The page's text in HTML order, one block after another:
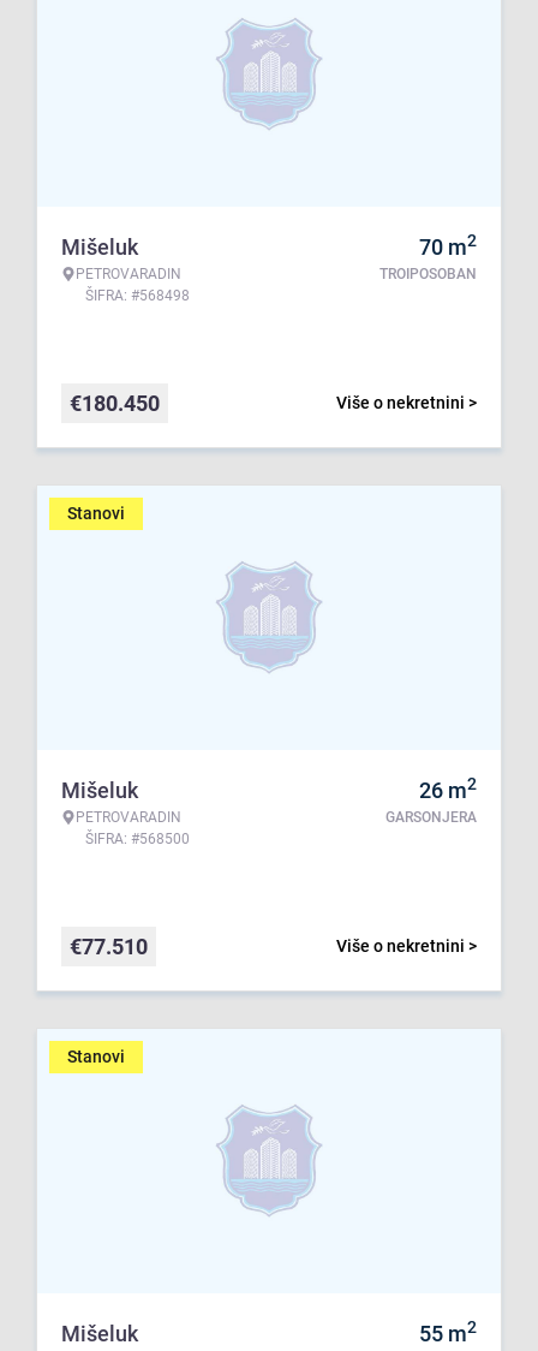
Mišeluk
PETROVARADIN
ŠIFRA: #568498
70 m2
TROIPOSOBAN
Više o nekretnini >
€180.450
Stanovi
Mišeluk
PETROVARADIN
ŠIFRA: #568500
26 m2
GARSONJERA
Više o nekretnini >
€77.510
Stanovi
Mišeluk 55 m2